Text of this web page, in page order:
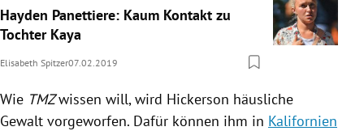
Hayden Panettiere: Kaum Kontakt zu
Tochter Kaya
Elisabeth Spitzer07.02.2019
Wie TMZwissen will, wird Hickerson häusliche
Gewalt vorgeworfen. Dafür können ihm in Kalifornien